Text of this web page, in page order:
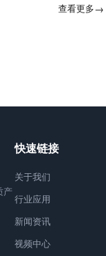
查看更多→
产
快速链接
关于我们
行业应用
新闻资讯
视频中心